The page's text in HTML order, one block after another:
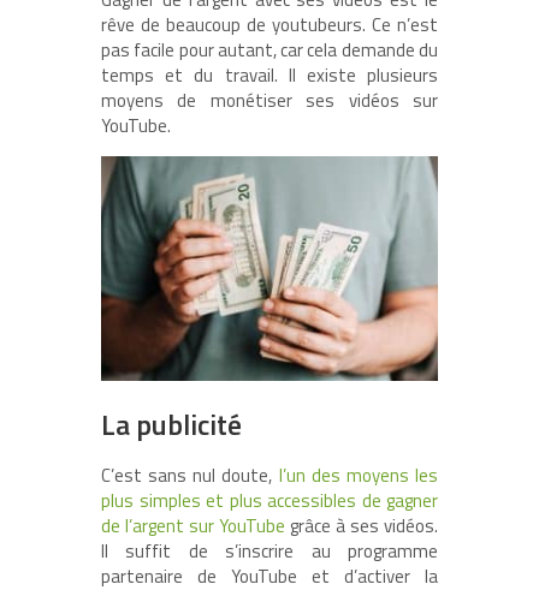
rêve de beaucoup de youtubeurs. Ce n’est
pas facile pour autant, car cela demande du
temps et du travail. Il existe plusieurs
moyens de monétiser ses vidéos sur
YouTube.
La publicité
C’est sans nul doute, l’un des moyens les
plus simples et plus accessibles de gagner
de l’argent sur YouTube grâce à ses vidéos.
Il suffit de s’inscrire au programme
partenaire de YouTube et d’activer la